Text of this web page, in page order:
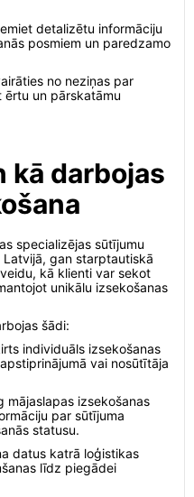
detalizētu informāciju
posmiem un paredzamo
no neziņas par
un pārskatāmu
kā darbojas
specializējas sūtījumu
gan starptautiskā
kā klienti var sekot
unikālu izsekošanas
šādi:
individuāls izsekošanas
vai nosūtītāja
mājaslapas izsekošanas
par sūtījuma
statusu.
datus katrā loģistikas
līdz piegādei